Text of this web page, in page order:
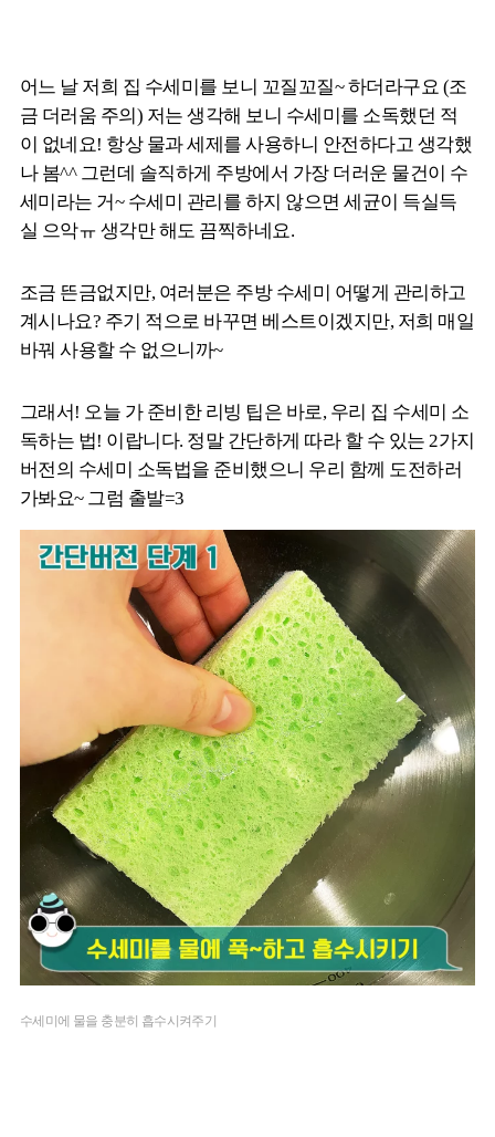
어느 날 저희 집 수세미를 보니 꼬질꼬질~ 하더라구요 (조
금 더러움 주의) 저는 생각해 보니 수세미를 소독했던 적
이 없네요! 항상 물과 세제를 사용하니 안전하다고 생각했
나 봄^^ 그런데 솔직하게 주방에서 가장 더러운 물건이 수
세미라는 거~ 수세미 관리를 하지 않으면 세균이 득실득
실 으악ㅠ 생각만 해도 끔찍하네요.
조금 뜬금없지만, 여러분은 주방 수세미 어떻게 관리하고
계시나요? 주기 적으로 바꾸면 베스트이겠지만, 저희 매일
바꿔 사용할 수 없으니까~
그래서! 오늘 가 준비한 리빙 팁은 바로, 우리 집 수세미 소
독하는 법! 이랍니다. 정말 간단하게 따라 할 수 있는 2가지
버전의 수세미 소독법을 준비했으니 우리 함께 도전하러
가봐요~ 그럼 출발=3
수세미에 물을 충분히 흡수시켜주기